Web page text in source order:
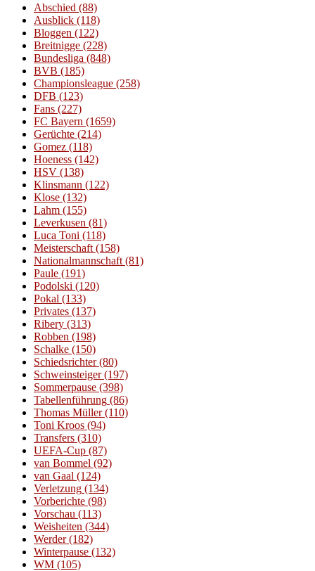
Abschied (88)
Ausblick (118)
Bloggen (122)
Breitnigge (228)
Bundesliga (848)
BVB (185)
Championsleague (258)
DFB (123)
Fans (227)
FC Bayern (1659)
Gerüchte (214)
Gomez (118)
Hoeness (142)
HSV (138)
Klinsmann (122)
Klose (132)
Lahm (155)
Leverkusen (81)
Luca Toni (118)
Meisterschaft (158)
Nationalmannschaft (81)
Paule (191)
Podolski (120)
Pokal (133)
Privates (137)
Ribery (313)
Robben (198)
Schalke (150)
Schiedsrichter(80)
Schweinsteiger(197)
Sommerpause (398)
Tabellenführung (86)
Thomas Müller(110)
Toni Kroos (94)
Transfers (310)
UEFA-Cup (87)
van Bommel (92)
van Gaal (124)
Verletzung (134)
Vorberichte (98)
Vorschau (113)
Weisheiten (344)
Werder(182)
Winterpause (132)
WM (105)